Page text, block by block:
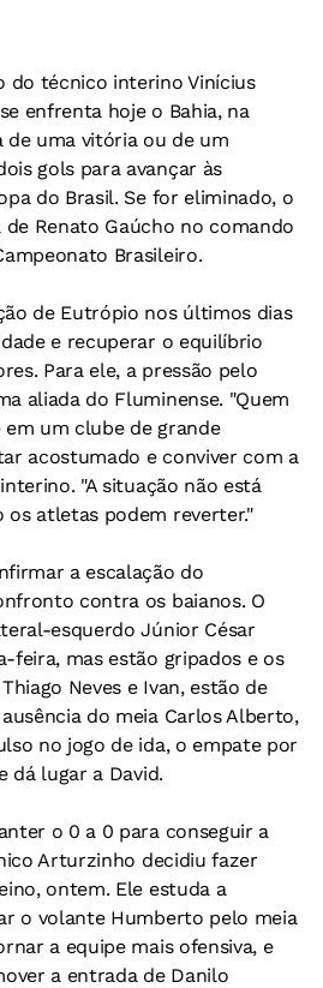
do técnico interino Vinícius
enfrenta hoje o Bahia, na
de uma vitória ou de um
gols para avançar às
do Brasil. Se for eliminado, o
Renato Gaúcho no comando
Brasileiro.
de Eutrópio nos últimos dias
e recuperar o equilíbrio
Para ele, a pressão pelo
aliada do Fluminense. "Quem
um clube de grande
acostumado e conviver com a
"A situação não está
os atletas podem reverter."
a escalação do
contra os baianos. O
esquerdo Júnior César
feira, mas estão gripados e os
Neves e Ivan, estão de
do meia Carlos Alberto,
no jogo de ida, o empate por
dá lugar a David.
o 0 a 0 para conseguir a
Arturzinho decidiu fazer
ontem. Ele estuda a
o volante Humberto pelo meia
a equipe mais ofensiva, e
a entrada de Danilo